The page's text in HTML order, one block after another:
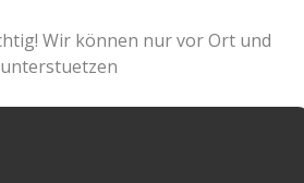
Wir können nur vor Ort und